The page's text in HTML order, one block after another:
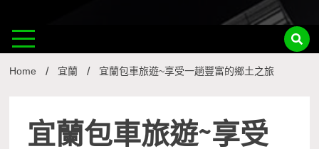
Home 宜蘭 宜蘭包車旅遊~享受一趟豐富的鄉土之旅
宜蘭包車旅遊~享受